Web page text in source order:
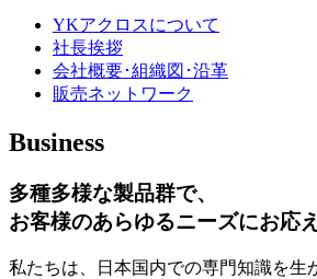
YKアクロスについて
社長挨拶
会社概要･組織図･沿革
販売ネットワーク
Business
多種多様な製品群で、
お客様のあらゆるニーズにお応
私たちは、日本国内での専門知識を生